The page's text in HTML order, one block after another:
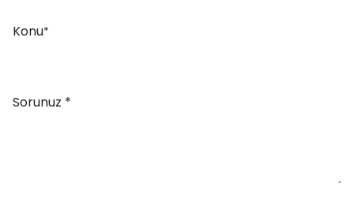
Konu*
Sorunuz *